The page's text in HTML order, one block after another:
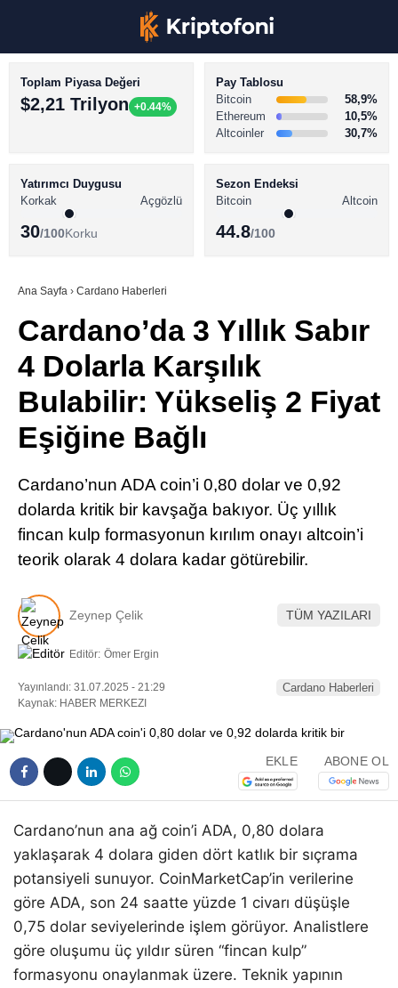
Youtube
Pinterest
Telegram
BİTCOİN HABERLERİ
ALTCOİN HABERLERİ
SÖZLÜK
Toplam Piyasa Değeri
$2,21 Trilyon +0.44%
Pay Tablosu
Bitcoin
58,9%
Ethereum
10,5%
Altcoinler
30,7%
Yatırımcı Duygusu
Korkak
Açgözlü
30/100Korku
Sezon Endeksi
Bitcoin
Altcoin
44.8/100
Ana Sayfa › Cardano Haberleri
Cardano’da 3 Yıllık Sabır
4 Dolarla Karşılık
Bulabilir: Yükseliş 2 Fiyat
Eşiğine Bağlı
Cardano’nun ADA coin’i 0,80 dolar ve 0,92
dolarda kritik bir kavşağa bakıyor. Üç yıllık
fincan kulp formasyonun kırılım onayı altcoin’i
teorik olarak 4 dolara kadar götürebilir.
Zeynep Çelik TÜM YAZILARI
Editör: Ömer Ergin
Yayınlandı: 31.07.2025 - 21:29
Kaynak: HABER MERKEZI
Cardano Haberleri
EKLE ABONE OL
Cardano’nun ana ağ coin’i ADA, 0,80 dolara
yaklaşarak 4 dolara giden dört katlık bir sıçrama
potansiyeli sunuyor. CoinMarketCap’in verilerine
göre ADA, son 24 saatte yüzde 1 civarı düşüşle
0,75 dolar seviyelerinde işlem görüyor. Analistlere
göre oluşumu üç yıldır süren “fincan kulp”
formasyonu onaylanmak üzere. Teknik yapının